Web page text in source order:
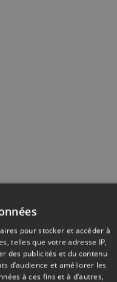
pour stocker et accéder à
telles que votre adresse IP,
des publicités et du contenu
d’audience et améliorer les
à ces fins et à d’autres,